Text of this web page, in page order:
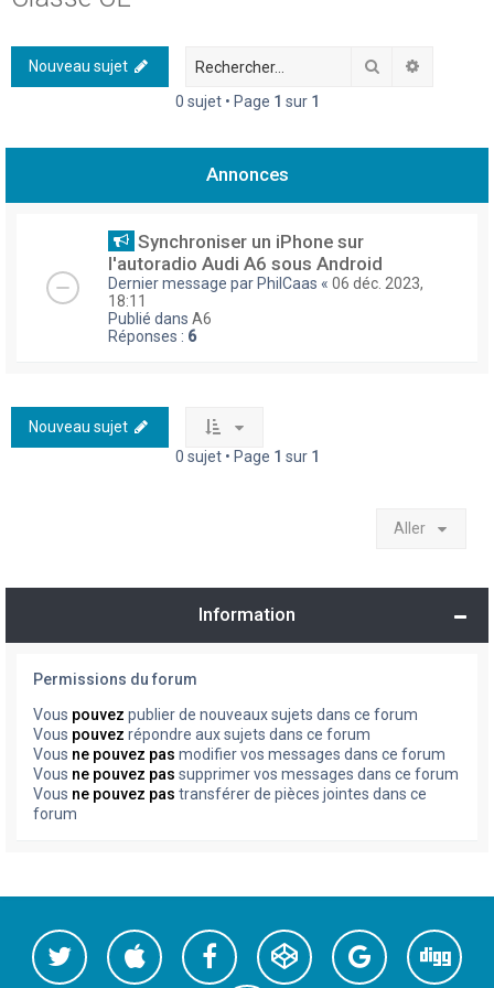
h
r
Nouveau sujet Rechercher
0 sujet • Page 1 sur 1
Annonces
Synchroniser un iPhone sur
l'autoradio Audi A6 sous Android
Dernier message par PhilCaas « 06 déc. 2023,
18:11
Publié dans A6
Réponses : 6
Nouveau sujet
0 sujet • Page 1 sur 1
Aller
Information
Permissions du forum
Vous pouvez publier de nouveaux sujets dans ce forum
Vous pouvez répondre aux sujets dans ce forum
Vous ne pouvez pas modifier vos messages dans ce forum
Vous ne pouvez pas supprimer vos messages dans ce forum
Vous ne pouvez pas transférer de pièces jointes dans ce
forum